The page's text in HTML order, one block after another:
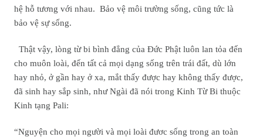
hệ hỗ tương với nhau. Bảo vệ môi trường sống, cũng tức là
bảo vệ sự sống.
Thật vậy, lòng từ bi bình đẳng của Đức Phật luôn lan tỏa đến
cho muôn loài, đến tất cả mọi dạng sống trên trái đất, dù lớn
hay nhỏ, ở gần hay ở xa, mắt thấy được hay không thấy được,
đã sinh hay sắp sinh, như Ngài đã nói trong Kinh Từ Bi thuộc
Kinh tạng Pali:
“Nguyện cho mọi người và mọi loài đươc sống trong an toàn